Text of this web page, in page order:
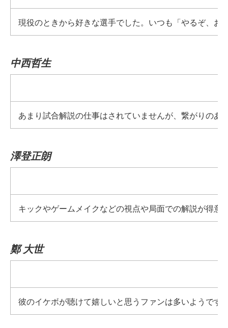
現役のときから好きな選手でした。いつも「やるぞ、
中西哲生
あまり試合解説の仕事はされていませんが、繋がりの
澤登正朗
キックやゲームメイクなどの視点や局面での解説が得
鄭 大世
彼のイケボが聴けて嬉しいと思うファンは多いようで